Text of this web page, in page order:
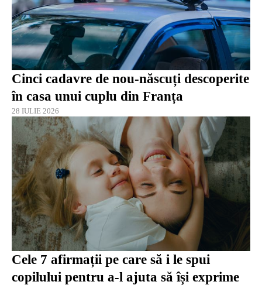
Cinci cadavre de nou-născuți descoperite
în casa unui cuplu din Franța
28 IULIE 2026
Cele 7 afirmații pe care să i le spui
copilului pentru a-l ajuta să își exprime